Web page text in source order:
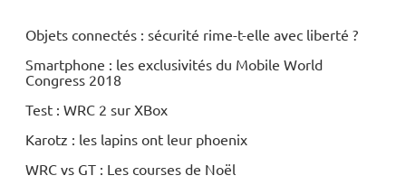
Objets connectés : sécurité rime-t-elle avec liberté ?
Smartphone : les exclusivités du Mobile World
Congress 2018
Test : WRC 2 sur XBox
Karotz : les lapins ont leur phoenix
WRC vs GT : Les courses de Noël